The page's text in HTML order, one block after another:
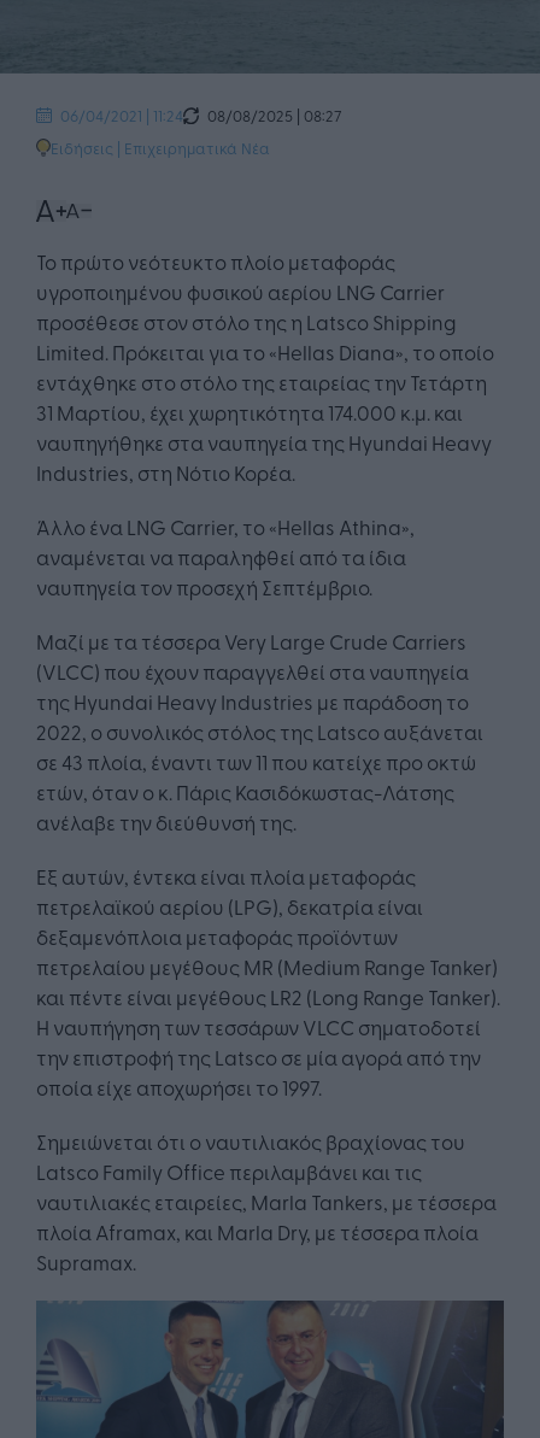
06/04/2021 | 11:24
08/08/2025 | 08:27
Ειδήσεις | Επιχειρηματικά Νέα
Το πρώτο νεότευκτο πλοίο μεταφοράς
υγροποιημένου φυσικού αερίου LNG Carrier
προσέθεσε στον στόλο της η Latsco Shipping
Limited. Πρόκειται για το «Hellas Diana», το οποίο
εντάχθηκε στο στόλο της εταιρείας την Τετάρτη
31 Μαρτίου, έχει χωρητικότητα 174.000 κ.μ. και
ναυπηγήθηκε στα ναυπηγεία της Hyundai Heavy
Industries, στη Νότιο Κορέα.
Άλλο ένα LNG Carrier, το «Hellas Athina»,
αναμένεται να παραληφθεί από τα ίδια
ναυπηγεία τον προσεχή Σεπτέμβριο.
Μαζί με τα τέσσερα Very Large Crude Carriers
(VLCC) που έχουν παραγγελθεί στα ναυπηγεία
της Hyundai Heavy Industries με παράδοση το
2022, o συνολικός στόλος της Latsco αυξάνεται
σε 43 πλοία, έναντι των 11 που κατείχε προ οκτώ
ετών, όταν ο κ. Πάρις Κασιδόκωστας-Λάτσης
ανέλαβε την διεύθυνσή της.
Εξ αυτών, έντεκα είναι πλοία μεταφοράς
πετρελαϊκού αερίου (LPG), δεκατρία είναι
δεξαμενόπλοια μεταφοράς προϊόντων
πετρελαίου μεγέθους MR (Medium Range Tanker)
και πέντε είναι μεγέθους LR2 (Long Range Tanker).
Η ναυπήγηση των τεσσάρων VLCC σηματοδοτεί
την επιστροφή της Latsco σε μία αγορά από την
οποία είχε αποχωρήσει το 1997.
Σημειώνεται ότι ο ναυτιλιακός βραχίονας του
Latsco Family Office περιλαμβάνει και τις
ναυτιλιακές εταιρείες, Marla Tankers, με τέσσερα
πλοία Aframax, και Marla Dry, με τέσσερα πλοία
Supramax.